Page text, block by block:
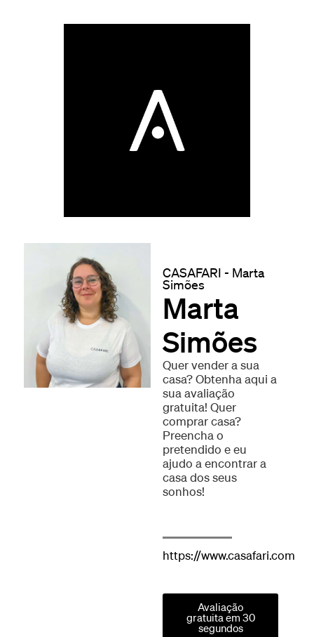
CASAFARI - Marta
Simões
Marta
Simões
Quer vender a sua
casa? Obtenha aqui a
sua avaliação
gratuita! Quer
comprar casa?
Preencha o
pretendido e eu
ajudo a encontrar a
casa dos seus
sonhos!
https://www.casafari.com
Avaliação
gratuita em 30
segundos